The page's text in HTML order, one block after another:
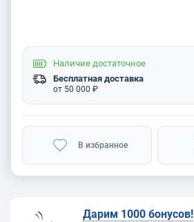
Наличие достаточное
Бесплатная доставка
от 50 000 ₽
В избранное
Дарим 1000 бонусов!